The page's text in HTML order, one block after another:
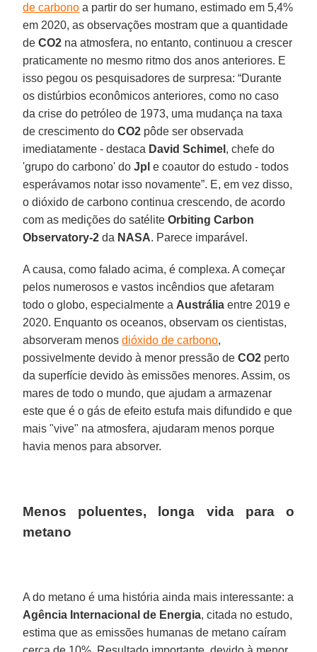
de carbono a partir do ser humano, estimado em 5,4%
em 2020, as observações mostram que a quantidade
deCO2 na atmosfera, no entanto, continuou a crescer
praticamente no mesmo ritmo dos anos anteriores. E
isso pegou os pesquisadores de surpresa: “Durante
os distúrbios econômicos anteriores, como no caso
da crise do petróleo de 1973, uma mudança na taxa
de crescimento doCO2 pôde ser observada
imediatamente - destaca David Schimel , chefe do
'grupo do carbono' doJpl e coautor do estudo - todos
esperávamos notar isso novamente”. E, em vez disso,
o dióxido de carbono continua crescendo, de acordo
com as medições do satéliteOrbiting Carbon
Observatory-2 da NASA. Parece imparável.
A causa, como falado acima, é complexa. A começar
pelos numerosos e vastos incêndios que afetaram
todo o globo, especialmente a Austrália entre 2019 e
2020. Enquanto os oceanos, observam os cientistas,
absorveram menosdióxido de carbono,
possivelmente devido à menor pressão deCO2 perto
da superfície devido às emissões menores. Assim, os
mares de todo o mundo, que ajudam a armazenar
este que é o gás de efeito estufa mais difundido e que
mais "vive" na atmosfera, ajudaram menos porque
havia menos para absorver.
Menos poluentes, longa vida para o
metano
A do metano é uma história ainda mais interessante: a
Agência Internacional de Energia, citada no estudo,
estima que as emissões humanas de metano caíram